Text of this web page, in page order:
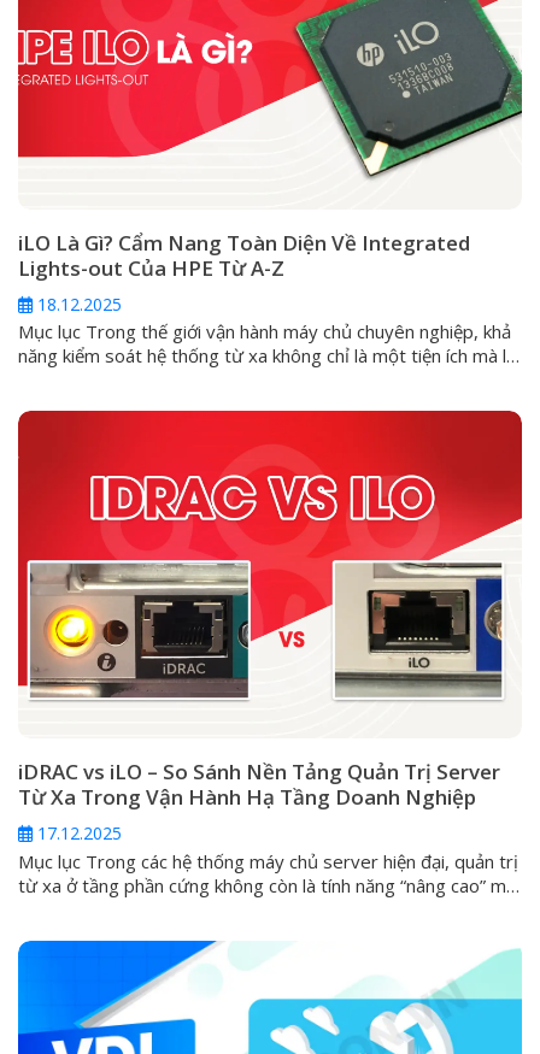
iLO Là Gì? Cẩm Nang Toàn Diện Về Integrated
Lights-out Của HPE Từ A-Z
18.12.2025
Mục lục Trong thế giới vận hành máy chủ chuyên nghiệp, khả
năng kiểm soát hệ thống từ xa không chỉ là một tiện ích mà là
Lights-Out (iLO). Vậy iLO...
iDRAC vs iLO – So Sánh Nền Tảng Quản Trị Server
Từ Xa Trong Vận Hành Hạ Tầng Doanh Nghiệp
17.12.2025
Mục lục Trong các hệ thống máy chủ server hiện đại, quản trị
từ xa ở tầng phần cứng không còn là tính năng “nâng cao” mà
cần can thiệp...